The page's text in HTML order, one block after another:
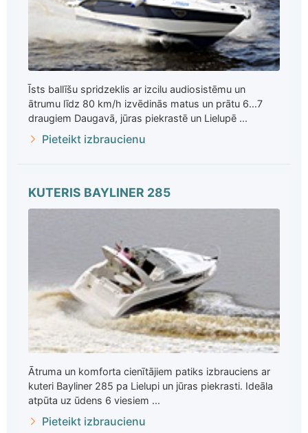
Īsts ballīšu spridzeklis ar izcilu audiosistēmu un
ātrumu līdz 80 km/h izvēdinās matus un prātu 6...7
draugiem Daugavā, jūras piekrastē un Lielupē ...
Pieteikt izbraucienu
KUTERIS BAYLINER 285
Ātruma un komforta cienītājiem patiks izbrauciens ar
kuteri Bayliner 285 pa Lielupi un jūras piekrasti. Ideāla
atpūta uz ūdens 6 viesiem ...
Pieteikt izbraucienu